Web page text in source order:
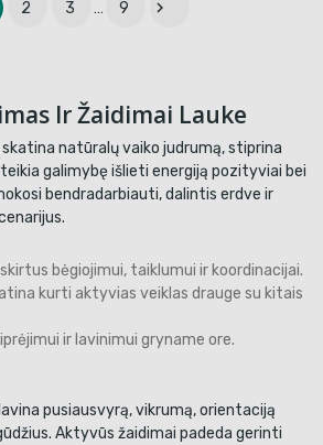
2 3 … 9 
Ir Žaidimai Lauke
natūralų vaiko judrumą, stiprina
galimybę išlieti energiją pozityviai bei
bendradarbiauti, dalintis erdve ir
bėgiojimui, taiklumui ir koordinacijai.
kurti aktyvias veiklas drauge su kitais
ir lavinimui gryname ore.
pusiausvyrą, vikrumą, orientaciją
Aktyvūs žaidimai padeda gerinti